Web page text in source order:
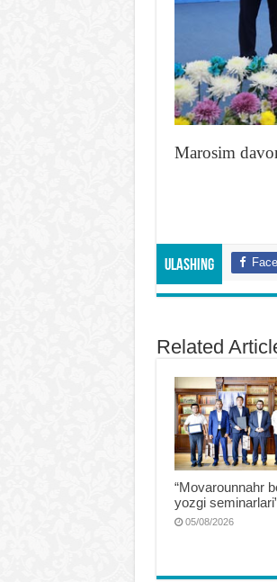
Marosim
Ulashing
Related
“Movarounnahr
yozgi
05/08/2026